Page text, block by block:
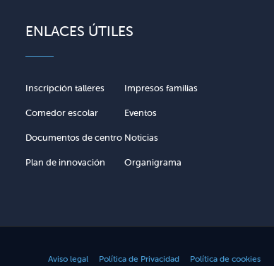
ENLACES ÚTILES
Inscripción talleres Impresos familias
Comedor escolar Eventos
Documentos de centro Noticias
Plan de innovación Organigrama
Aviso legal Política de Privacidad Política de cookies